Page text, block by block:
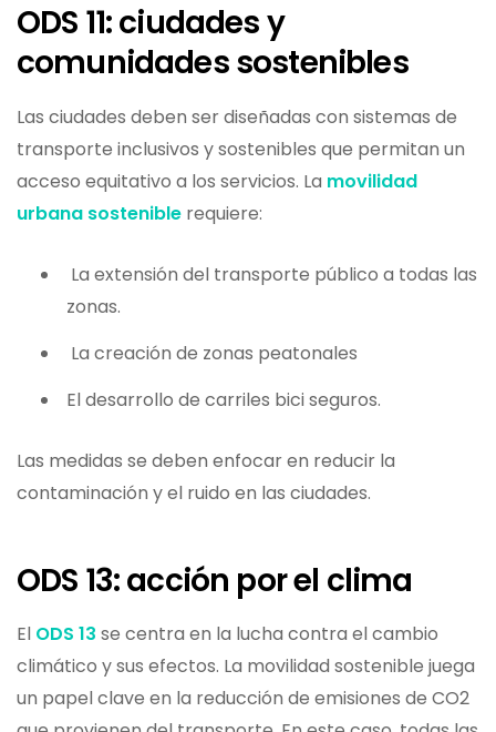
ODS 11: ciudades y
comunidades sostenibles
Las ciudades deben ser diseñadas con sistemas de
transporte inclusivos y sostenibles que permitan un
acceso equitativo a los servicios. La movilidad
urbana sostenible requiere:
La extensión del transporte público a todas las
zonas.
La creación de zonas peatonales
El desarrollo de carriles bici seguros.
Las medidas se deben enfocar en reducir la
contaminación y el ruido en las ciudades.
ODS 13: acción por el clima
El ODS 13 se centra en la lucha contra el cambio
climático y sus efectos. La movilidad sostenible juega
un papel clave en la reducción de emisiones de CO2